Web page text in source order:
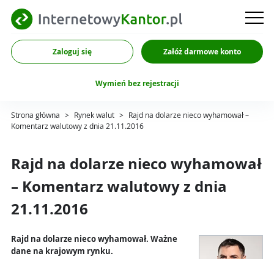
Zaloguj się Załóż darmowe konto
Wymień bez rejestracji
Strona główna > Rynek walut > Rajd na dolarze nieco wyhamował –
Komentarz walutowy z dnia 21.11.2016
Rajd na dolarze nieco wyhamował
– Komentarz walutowy z dnia
21.11.2016
Rajd na dolarze nieco wyhamował. Ważne
dane na krajowym rynku.